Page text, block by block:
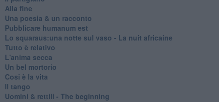
Alla fine
Una poesia & un racconto
Pubblicare humanum est
Lo squaraus:una notte sul vaso - La nuit africaine
Tutto è relativo
L'anima secca
Un bel mortorio
Cosi è la vita
Il tango
​Uomini & rettili - The beginning